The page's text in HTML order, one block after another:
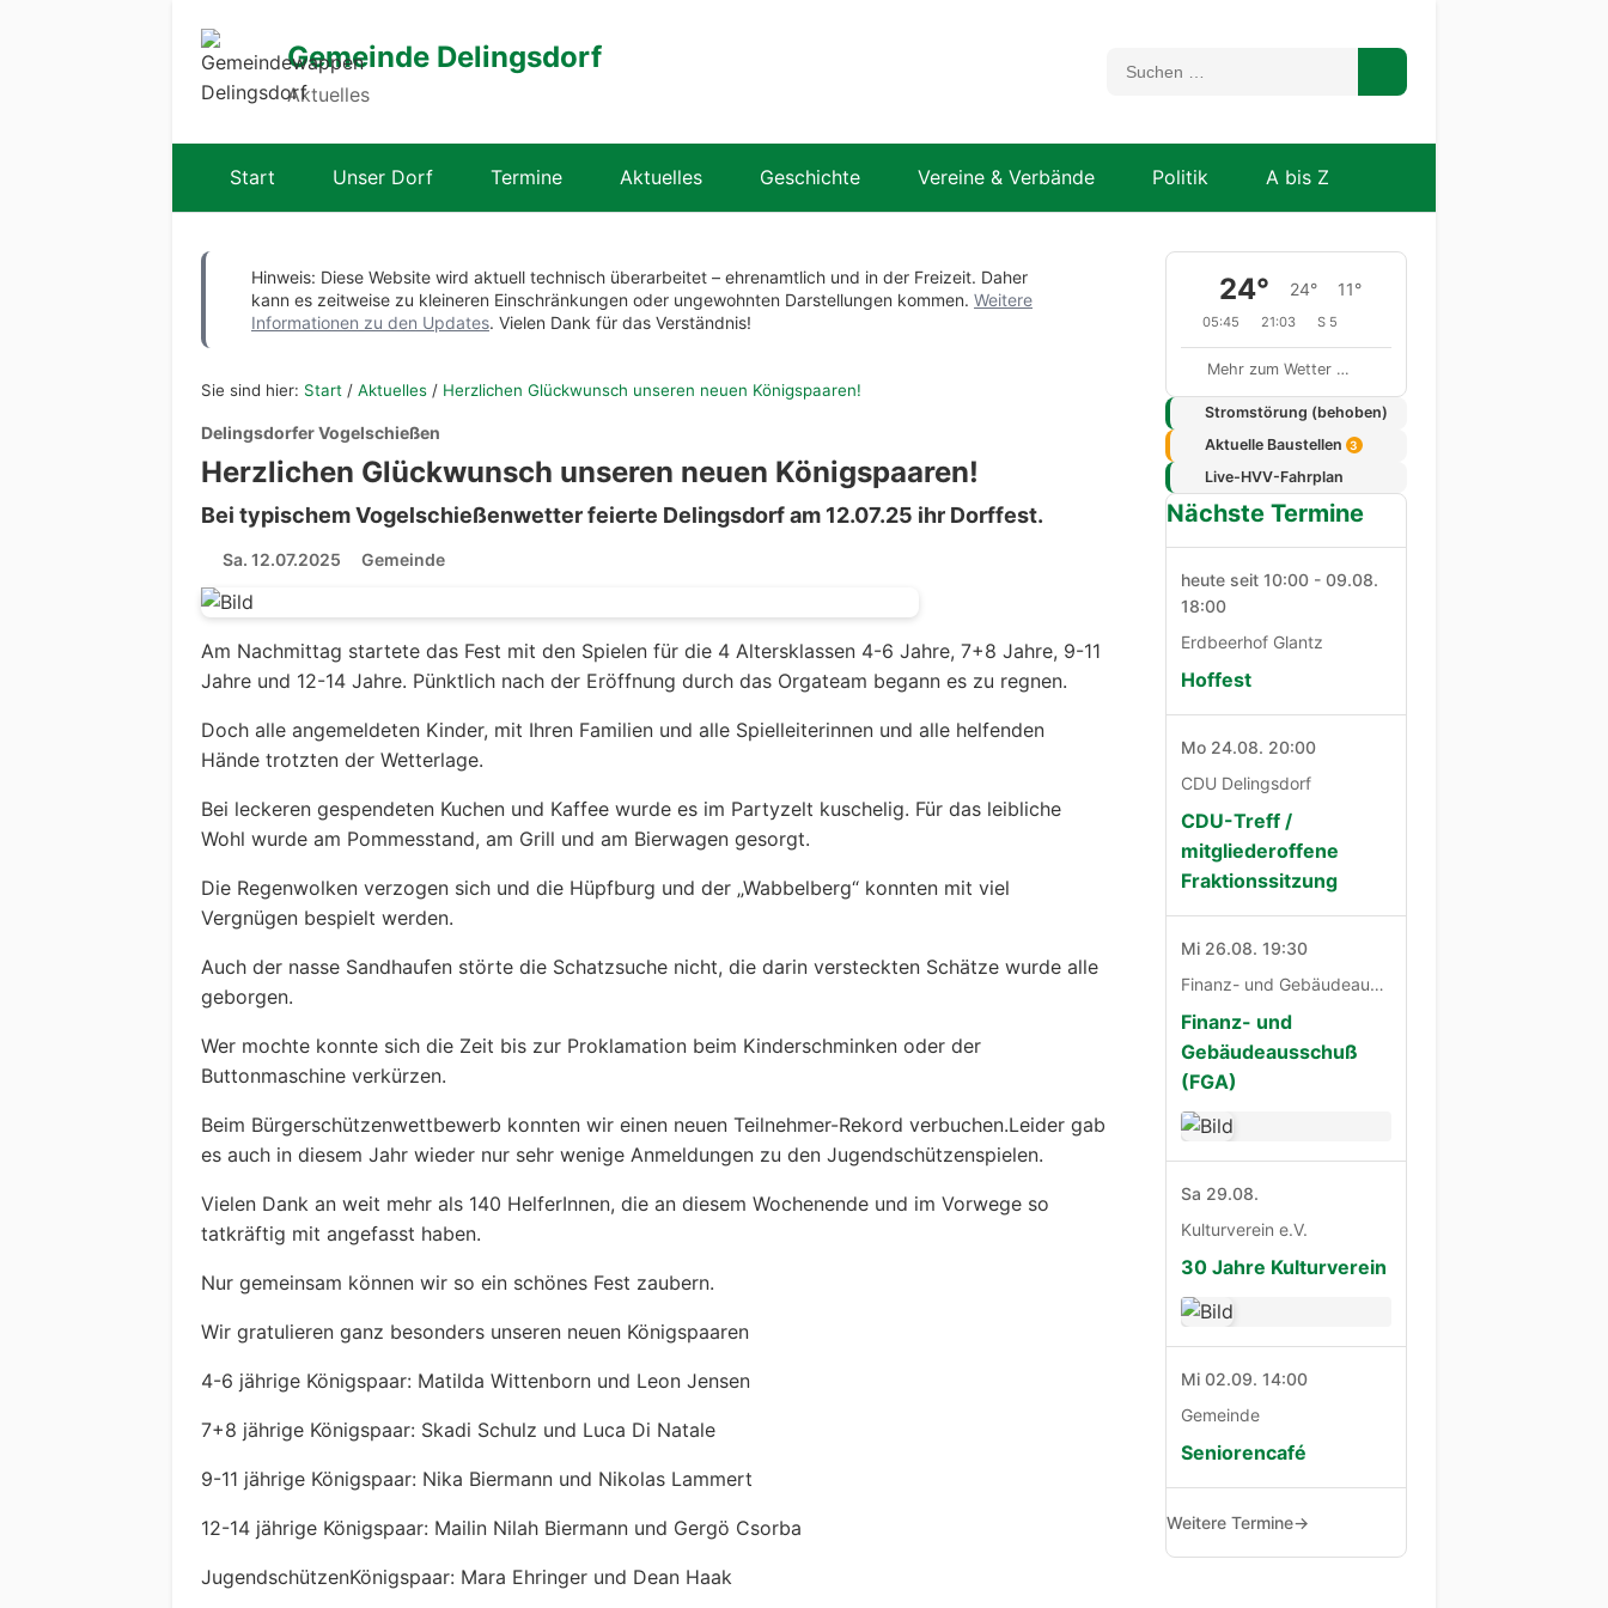
Gemeinde Delingsdorf
Aktuelles
Start Unser Dorf Termine Aktuelles Geschichte Vereine & Verbände Politik A bis Z
Hinweis: Diese Website wird aktuell technisch überarbeitet – ehrenamtlich und in der Freizeit. Daher
kann es zeitweise zu kleineren Einschränkungen oder ungewohnten Darstellungen kommen. Weitere
Informationen zu den Updates. Vielen Dank für das Verständnis!
Sie sind hier: Start / Aktuelles / Herzlichen Glückwunsch unseren neuen Königspaaren!
Delingsdorfer Vogelschießen
Herzlichen Glückwunsch unseren neuen Königspaaren!
Bei typischem Vogelschießenwetter feierte Delingsdorf am 12.07.25 ihr Dorffest.
Sa. 12.07.2025 Gemeinde
Am Nachmittag startete das Fest mit den Spielen für die 4 Altersklassen 4-6 Jahre, 7+8 Jahre, 9-11
Jahre und 12-14 Jahre. Pünktlich nach der Eröffnung durch das Orgateam begann es zu regnen.
Doch alle angemeldeten Kinder, mit Ihren Familien und alle Spielleiterinnen und alle helfenden
Hände trotzten der Wetterlage.
Bei leckeren gespendeten Kuchen und Kaffee wurde es im Partyzelt kuschelig. Für das leibliche
Wohl wurde am Pommesstand, am Grill und am Bierwagen gesorgt.
Die Regenwolken verzogen sich und die Hüpfburg und der „Wabbelberg“ konnten mit viel
Vergnügen bespielt werden.
Auch der nasse Sandhaufen störte die Schatzsuche nicht, die darin versteckten Schätze wurde alle
geborgen.
Wer mochte konnte sich die Zeit bis zur Proklamation beim Kinderschminken oder der
Buttonmaschine verkürzen.
Beim Bürgerschützenwettbewerb konnten wir einen neuen Teilnehmer-Rekord verbuchen.Leider gab
es auch in diesem Jahr wieder nur sehr wenige Anmeldungen zu den Jugendschützenspielen.
Vielen Dank an weit mehr als 140 HelferInnen, die an diesem Wochenende und im Vorwege so
tatkräftig mit angefasst haben.
Nur gemeinsam können wir so ein schönes Fest zaubern.
Wir gratulieren ganz besonders unseren neuen Königspaaren
4-6 jährige Königspaar: Matilda Wittenborn und Leon Jensen
7+8 jährige Königspaar: Skadi Schulz und Luca Di Natale
9-11 jährige Königspaar: Nika Biermann und Nikolas Lammert
12-14 jährige Königspaar: Mailin Nilah Biermann und Gergö Csorba
JugendschützenKönigspaar: Mara Ehringer und Dean Haak
24° 24° 11°
05:45 21:03 S 5
Mehr zum Wetter …
Stromstörung (behoben)
Aktuelle Baustellen
3
Live-HVV-Fahrplan
Nächste Termine
heute seit 10:00 - 09.08.
18:00
Erdbeerhof Glantz
Hoffest
Mo 24.08. 20:00
CDU Delingsdorf
CDU-Treff /
mitgliederoffene
Fraktionssitzung
Mi 26.08. 19:30
Finanz- und Gebäudeausschuß
Finanz- und
Gebäudeausschuß
(FGA)
Sa 29.08.
Kulturverein e.V.
30 Jahre Kulturverein
Mi 02.09. 14:00
Gemeinde
Seniorencafé
Weitere Termine→